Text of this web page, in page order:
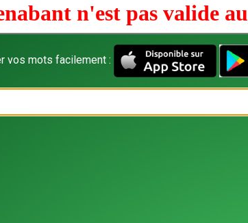
n'est pas valide au
vos mots facilement :